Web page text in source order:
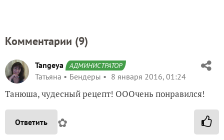
Комментарии (9)
Tangeya АДМИНИСТРАТОР
Татьяна Бендеры 8 января 2016, 01:24
Танюша, чудесный рецепт! ОООчень понравился!
Ответить ✿